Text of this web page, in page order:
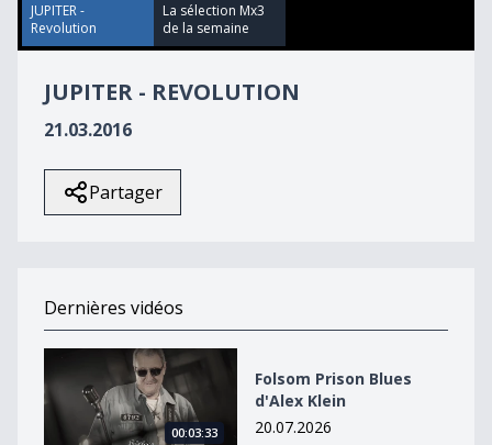
seconds
JUPITER -
Revolution
La sélection Mx3
de la semaine
JUPITER - REVOLUTION
21.03.2016
Partager
Dernières vidéos
Folsom Prison Blues d&#039;Alex Klein
00:03:33
Folsom Prison Blues
d'Alex Klein
20.07.2026